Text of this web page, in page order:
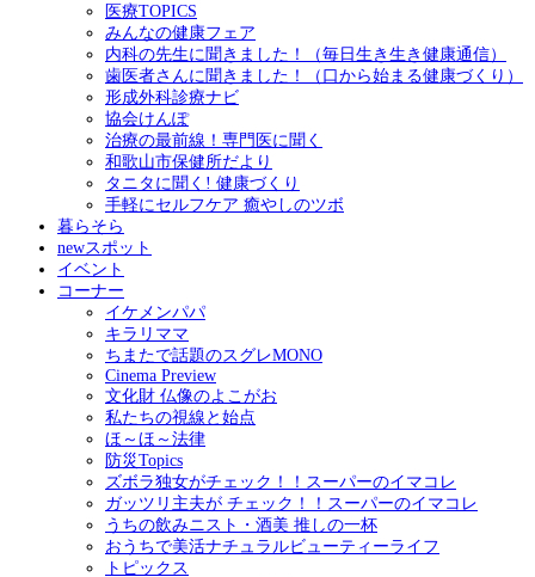
医療TOPICS
みんなの健康フェア
内科の先生に聞きました！（毎日生き生き健康通信）
歯医者さんに聞きました！（口から始まる健康づくり）
形成外科診療ナビ
協会けんぽ
治療の最前線！専門医に聞く
和歌山市保健所だより
タニタに聞く! 健康づくり
手軽にセルフケア 癒やしのツボ
暮らそら
newスポット
イベント
コーナー
イケメンパパ
キラリママ
ちまたで話題のスグレMONO
Cinema Preview
文化財 仏像のよこがお
私たちの視線と始点
ほ～ほ～法律
防災Topics
ズボラ独女がチェック！！スーパーのイマコレ
ガッツリ主夫が チェック！！スーパーのイマコレ
うちの飲みニスト・酒美 推しの一杯
おうちで美活ナチュラルビューティーライフ
トピックス